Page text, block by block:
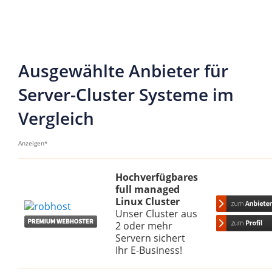
Ausgewählte Anbieter für
Server-Cluster Systeme im
Vergleich
Anzeigen*
Hochverfügbares
full managed
Linux Cluster
Unser Cluster aus
2 oder mehr
Servern sichert
Ihr E-Business!